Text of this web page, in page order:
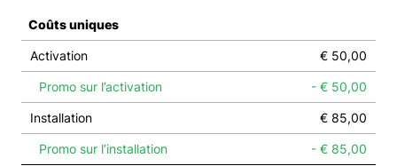
Coûts uniques
Activation € 50,00
Promo sur l’activation - € 50,00
Installation € 85,00
Promo sur l’installation - € 85,00